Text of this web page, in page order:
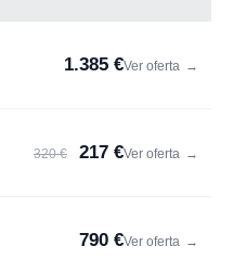
1.385 €Ver oferta →
320 € 217 €Ver oferta →
790 €Ver oferta →